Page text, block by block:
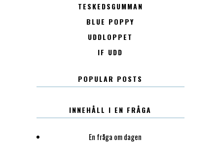
TESKEDSGUMMAN
BLUE POPPY
UDDLOPPET
IF UDD
POPULAR POSTS
INNEHÅLL I EN FRÅGA
En fråga om dagen